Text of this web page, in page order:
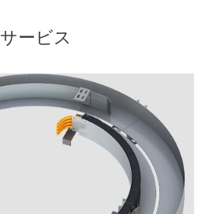
ービス